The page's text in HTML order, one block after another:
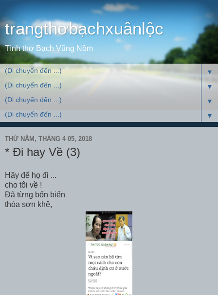
trangthơbạchxuânlộc
Tình thơ Bạch Vũng Nồm
▼
▼
▼
▼
THỨ NĂM, THÁNG 4 05, 2018
* Đi hay Về (3)
Hãy để họ đi ...
cho tôi về !
Đã từng bốn biển
thỏa sơn khê,